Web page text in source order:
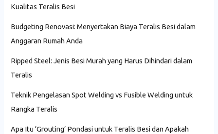
Kualitas Teralis Besi
Budgeting Renovasi: Menyertakan Biaya Teralis Besi dalam
Anggaran Rumah Anda
Ripped Steel: Jenis Besi Murah yang Harus Dihindari dalam
Teralis
Teknik Pengelasan Spot Welding vs Fusible Welding untuk
Rangka Teralis
Apa Itu ‘Grouting’ Pondasi untuk Teralis Besi dan Apakah